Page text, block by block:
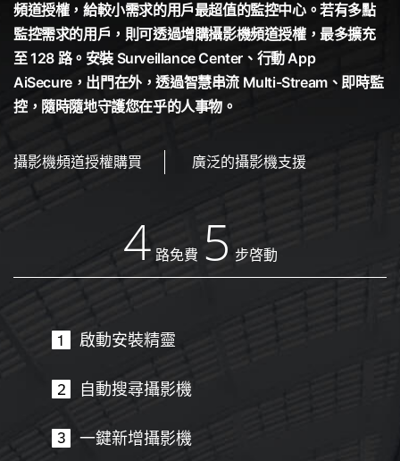
頻道授權，給較小需求的用戶最超值的監控中心。若有多點
監控需求的用戶，則可透過增購攝影機頻道授權，最多擴充
至 128 路。安裝 Surveillance Center、行動 App
AiSecure，出門在外，透過智慧串流 Multi-Stream、即時監
控，隨時隨地守護您在乎的人事物。
攝影機頻道授權購買 廣泛的攝影機支援
4 路免費 5 步啓動
啟動安裝精靈
自動搜尋攝影機
一鍵新增攝影機